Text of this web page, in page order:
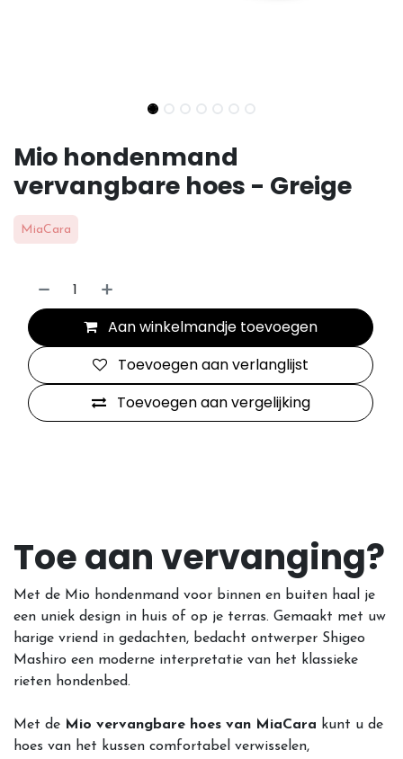
Mio hondenmand
vervangbare hoes - Greige
MiaCara
Aan winkelmandje toevoegen
Toevoegen aan vergelijking
Toevoegen aan verlanglijst
Toe aan vervanging?
Met de Mio hondenmand voor binnen en buiten haal je
een uniek design in huis of op je terras. Gemaakt met uw
harige vriend in gedachten, bedacht ontwerper Shigeo
Mashiro een moderne interpretatie van het klassieke
rieten hondenbed.
Met de Mio vervangbare hoes van MiaCara kunt u de
hoes van het kussen comfortabel verwisselen,